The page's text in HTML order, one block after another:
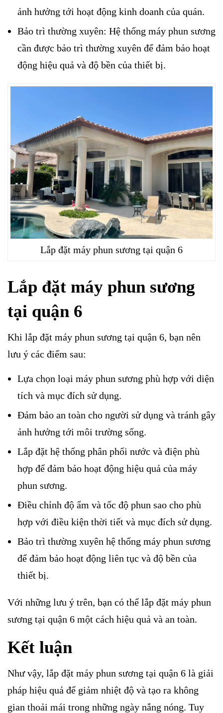
ảnh hưởng tới hoạt động kinh doanh của quán.
Bảo trì thường xuyên: Hệ thống máy phun sương
cần được bảo trì thường xuyên để đảm bảo hoạt
động hiệu quả và độ bền của thiết bị.
Lắp đặt máy phun sương tại quận 6
Lắp đặt máy phun sương
tại quận 6
Khi lắp đặt máy phun sương tại quận 6, bạn nên
lưu ý các điểm sau:
Lựa chọn loại máy phun sương phù hợp với diện
tích và mục đích sử dụng.
Đảm bảo an toàn cho người sử dụng và tránh gây
ảnh hưởng tới môi trường sống.
Lắp đặt hệ thống phân phối nước và điện phù
hợp để đảm bảo hoạt động hiệu quả của máy
phun sương.
Điều chỉnh độ ẩm và tốc độ phun sao cho phù
hợp với điều kiện thời tiết và mục đích sử dụng.
Bảo trì thường xuyên hệ thống máy phun sương
để đảm bảo hoạt động liên tục và độ bền của
thiết bị.
Với những lưu ý trên, bạn có thể lắp đặt máy phun
sương tại quận 6 một cách hiệu quả và an toàn.
Kết luận
Như vậy, lắp đặt máy phun sương tại quận 6 là giải
pháp hiệu quả để giảm nhiệt độ và tạo ra không
gian thoải mái trong những ngày nắng nóng. Tuy